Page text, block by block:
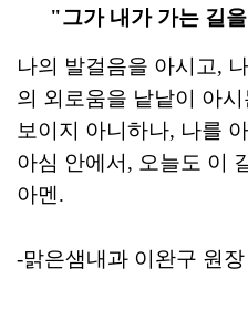
"그가 내가 가는 길
나의 발걸음을 아시고,
의 외로움을 낱낱이 아
보이지 아니하나, 나를
아심 안에서, 오늘도 이
아멘.
-맑은샘내과 이완구 원장